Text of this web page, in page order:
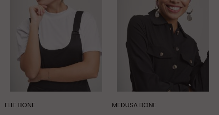
ELLE BONE MEDUSA BONE